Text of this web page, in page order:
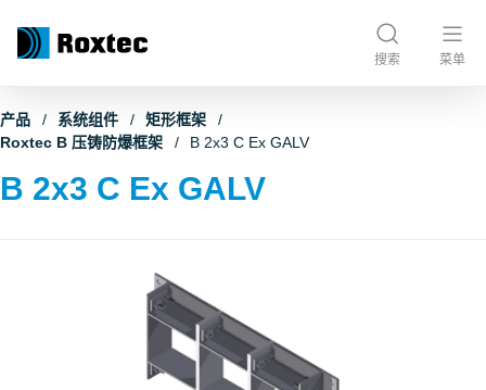
搜索 菜单
产品 系统组件
矩形框架
Roxtec B 压铸防爆框架
B 2x3 C Ex GALV
B 2x3 C Ex GALV